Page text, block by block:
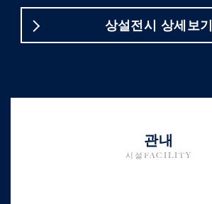
상설전시 상세보기
관내
시설FACILITY